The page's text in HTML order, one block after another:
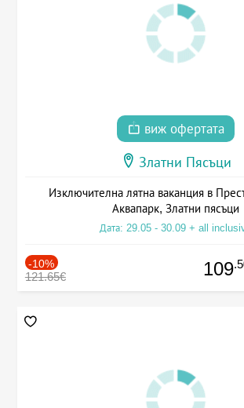
виж офертата
Златни Пясъци
Изключителна лятна ваканция в
Аквапарк, Златни пясъци
Дата: 29.05 - 30.09 + all
-10%
121.65€ 109